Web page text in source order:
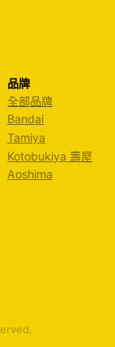
品牌
全部品牌
Bandai
Tamiya
Kotobukiya 壽屋
Aoshima